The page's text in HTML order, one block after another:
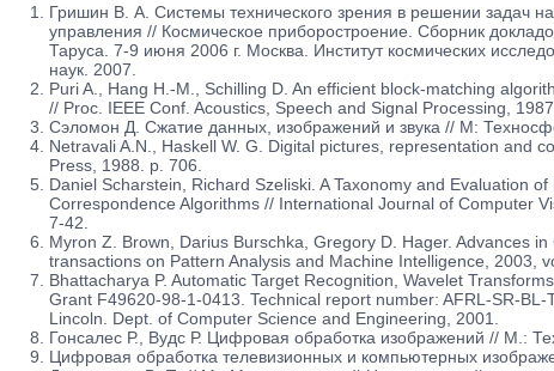
Гришин В. А. Системы технического зрения в решении задач
управления // Космическое приборостроение. Сборник
Таруса. 7-9 июня 2006 г. Москва. Институт космических
наук. 2007.
Puri A., Hang H.-M., Schilling D. An efficient block-matching
// Proc. IEEE Conf. Acoustics, Speech and Signal Processing,
Сэломон Д. Сжатие данных, изображений и звука // М:
Netravali A.N., Haskell W. G. Digital pictures, representation and
Press, 1988. p. 706.
Daniel Scharstein, Richard Szeliski. A Taxonomy and Evaluation
Correspondence Algorithms // International Journal of Computer
7-42.
Myron Z. Brown, Darius Burschka, Gregory D. Hager. Advances
transactions on Pattern Analysis and Machine Intelligence, 2003,
Bhattacharya P. Automatic Target Recognition, Wavelet
Grant F49620-98-1-0413. Technical report number: AFRL-SR-
Lincoln. Dept. of Computer Science and Engineering, 2001.
Гонсалес Р., Вудс Р. Цифровая обработка изображений // М.:
Цифровая обработка телевизионных и компьютерных